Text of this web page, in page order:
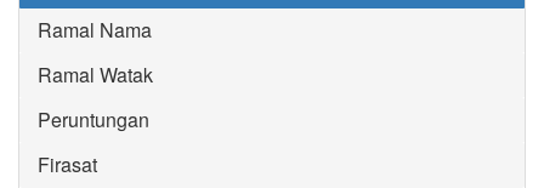
Ramal Nama
Ramal Watak
Peruntungan
Firasat